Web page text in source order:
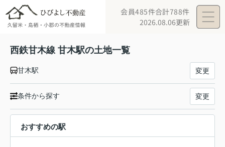
会員485件合計788件
2026.08.06更新
西鉄甘木線 甘木駅の土地一覧
甘木駅 変更
条件から探す 変更
おすすめの駅